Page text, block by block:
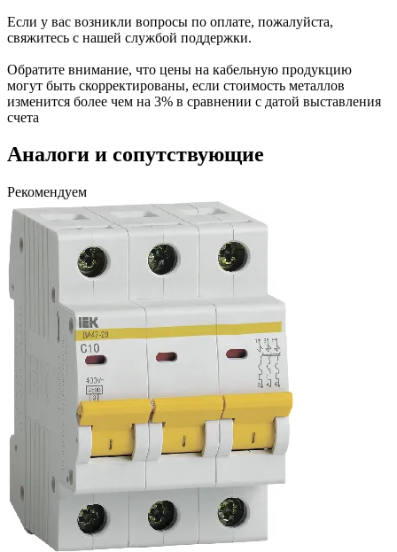
Если у вас возникли вопросы по оплате, пожалуйста,
свяжитесь с нашей службой поддержки.
Обратите внимание, что цены на кабельную продукцию
могут быть скорректированы, если стоимость металлов
изменится более чем на 3% в сравнении с датой выставления
счета
Аналоги и сопутствующие
Рекомендуем